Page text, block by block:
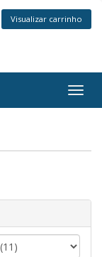
Visualizar carrinho